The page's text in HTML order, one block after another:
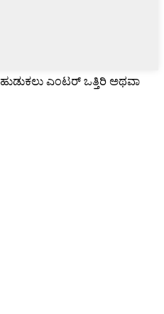
ಹುಡುಕಲು ಎಂಟರ್ ಒತ್ತಿರಿ ಅಥವಾ